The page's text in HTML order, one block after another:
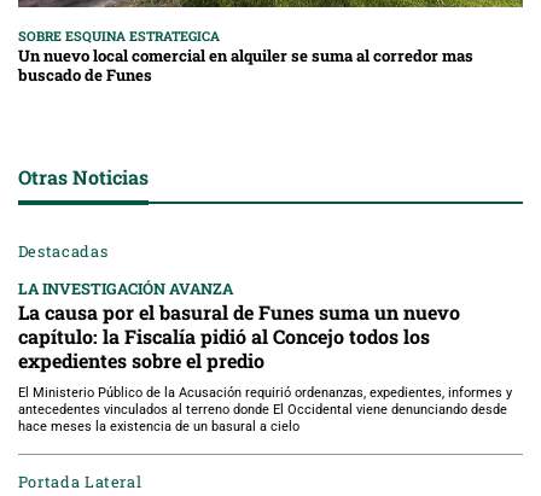
SOBRE ESQUINA ESTRATEGICA
Un nuevo local comercial en alquiler se suma al corredor mas
buscado de Funes
Otras Noticias
Destacadas
LA INVESTIGACIÓN AVANZA
La causa por el basural de Funes suma un nuevo
capítulo: la Fiscalía pidió al Concejo todos los
expedientes sobre el predio
El Ministerio Público de la Acusación requirió ordenanzas, expedientes, informes y
antecedentes vinculados al terreno donde El Occidental viene denunciando desde
hace meses la existencia de un basural a cielo
Portada Lateral